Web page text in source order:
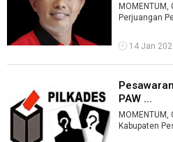
MOMENTUM,
Perjuangan
Perwakila ...
14 Jan
PAW ...
Kabupaten